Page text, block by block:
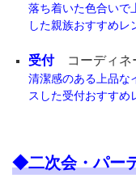
落ち着いた色合いで
した親族おすすめレ
受付 コーディネ
清潔感のある上品な
スした受付おすすめ
◆二次会・パー